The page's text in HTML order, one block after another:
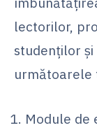
lectorilor,
studenților
următoarele
Module de